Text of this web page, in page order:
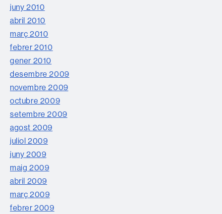
juny 2010
abril 2010
març 2010
febrer 2010
gener 2010
desembre 2009
novembre 2009
octubre 2009
setembre 2009
agost 2009
juliol 2009
juny 2009
maig 2009
abril 2009
març 2009
febrer 2009